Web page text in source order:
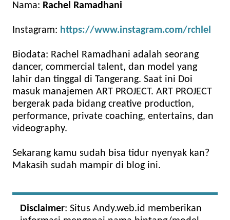
Nama: Rachel Ramadhani
Instagram: https://www.instagram.com/rchlel
Biodata: Rachel Ramadhani adalah seorang
dancer, commercial talent, dan model yang
lahir dan tinggal di Tangerang. Saat ini Doi
masuk manajemen ART PROJECT. ART PROJECT
bergerak pada bidang creative production,
performance, private coaching, entertains, dan
videography.
Sekarang kamu sudah bisa tidur nyenyak kan?
Makasih sudah mampir di blog ini.
Disclaimer: Situs Andy.web.id memberikan